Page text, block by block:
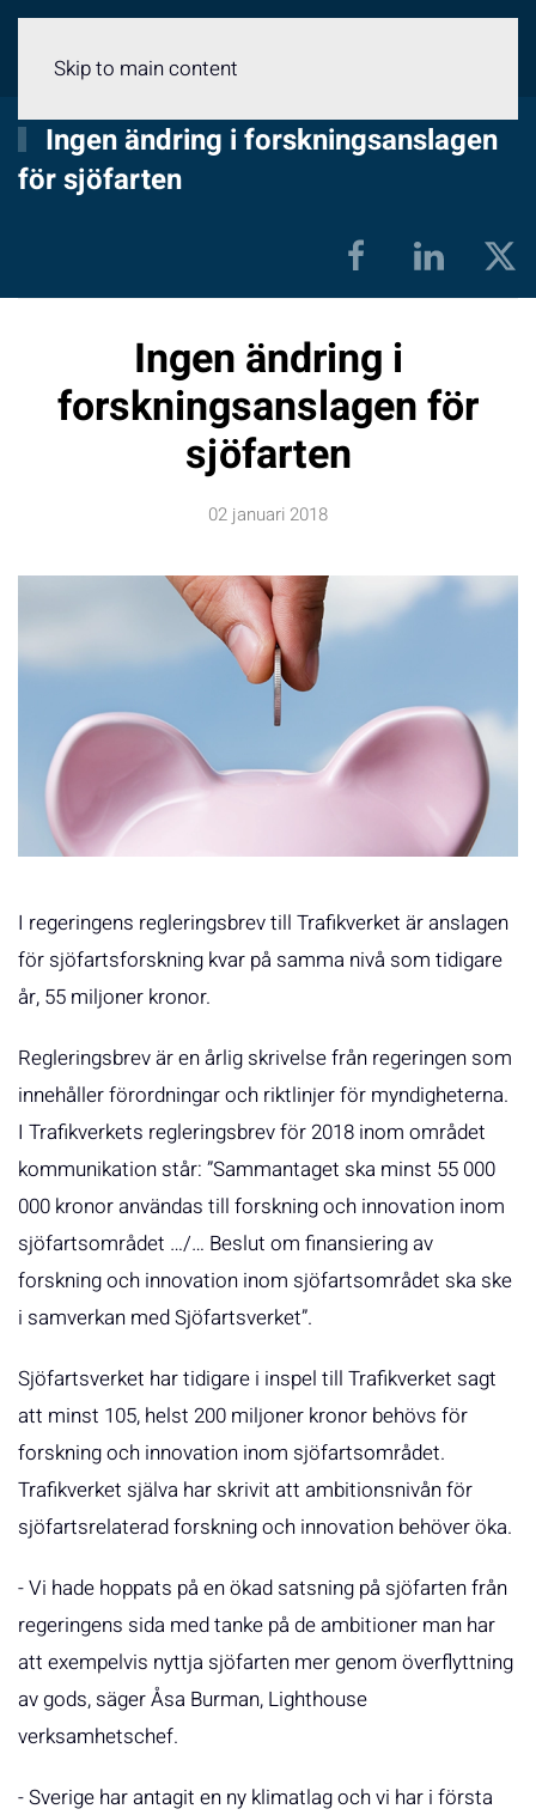
Skip to main content
Ingen ändring i forskningsanslagen
för sjöfarten
Ingen ändring i
forskningsanslagen för
sjöfarten
02 januari 2018
I regeringens regleringsbrev till Trafikverket är anslagen
för sjöfartsforskning kvar på samma nivå som tidigare
år, 55 miljoner kronor.
Regleringsbrev är en årlig skrivelse från regeringen som
innehåller förordningar och riktlinjer för myndigheterna.
I Trafikverkets regleringsbrev för 2018 inom området
kommunikation står: ”Sammantaget ska minst 55 000
000 kronor användas till forskning och innovation inom
sjöfartsområdet …/… Beslut om finansiering av
forskning och innovation inom sjöfartsområdet ska ske
i samverkan med Sjöfartsverket”.
Sjöfartsverket har tidigare i inspel till Trafikverket sagt
att minst 105, helst 200 miljoner kronor behövs för
forskning och innovation inom sjöfartsområdet.
Trafikverket själva har skrivit att ambitionsnivån för
sjöfartsrelaterad forskning och innovation behöver öka.
- Vi hade hoppats på en ökad satsning på sjöfarten från
regeringens sida med tanke på de ambitioner man har
att exempelvis nyttja sjöfarten mer genom överflyttning
av gods, säger Åsa Burman, Lighthouse
verksamhetschef.
- Sverige har antagit en ny klimatlag och vi har i första